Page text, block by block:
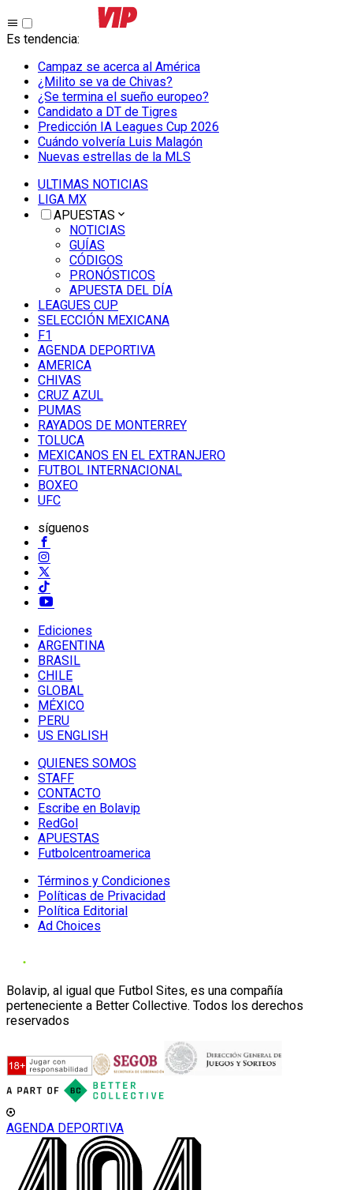
Es tendencia:
Campaz se acerca al América
¿Milito se va de Chivas?
¿Se termina el sueño europeo?
Candidato a DT de Tigres
Predicción IA Leagues Cup 2026
Cuándo volvería Luis Malagón
Nuevas estrellas de la MLS
ULTIMAS NOTICIAS
LIGA MX
APUESTAS
NOTICIAS
GUÍAS
CÓDIGOS
PRONÓSTICOS
APUESTA DEL DÍA
LEAGUES CUP
SELECCIÓN MEXICANA
F1
AGENDA DEPORTIVA
AMERICA
CHIVAS
CRUZ AZUL
PUMAS
RAYADOS DE MONTERREY
TOLUCA
MEXICANOS EN EL EXTRANJERO
FUTBOL INTERNACIONAL
BOXEO
UFC
síguenos
Ediciones
ARGENTINA
BRASIL
CHILE
GLOBAL
MÉXICO
PERU
US ENGLISH
QUIENES SOMOS
STAFF
CONTACTO
Escribe en Bolavip
RedGol
APUESTAS
Futbolcentroamerica
Términos y Condiciones
Políticas de Privacidad
Política Editorial
Ad Choices
Bolavip, al igual que Futbol Sites, es una compañía
perteneciente a Better Collective. Todos los derechos
reservados
AGENDA DEPORTIVA